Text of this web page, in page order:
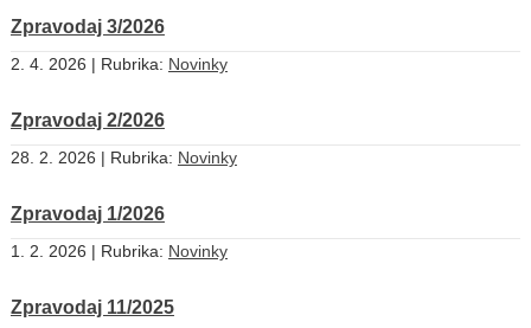
Zpravodaj 3/2026
2. 4. 2026 | Rubrika: Novinky
Zpravodaj 2/2026
28. 2. 2026 | Rubrika: Novinky
Zpravodaj 1/2026
1. 2. 2026 | Rubrika: Novinky
Zpravodaj 11/2025